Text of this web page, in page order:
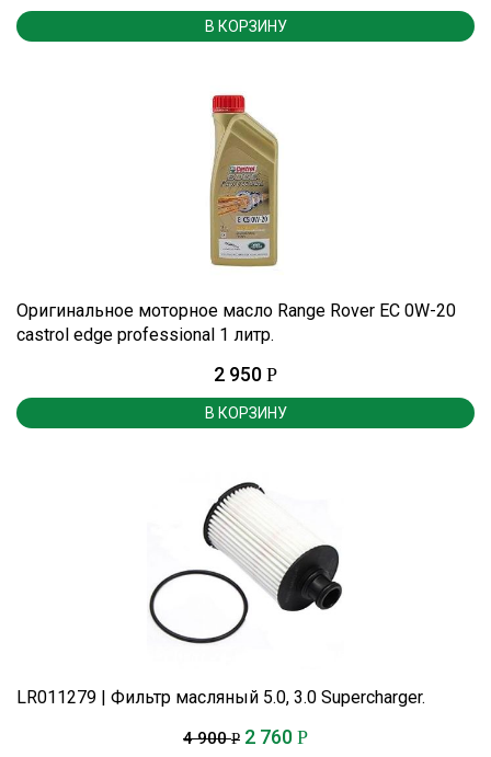
В КОРЗИНУ
Оригинальное моторное масло Range Rover EC 0W-20
castrol edge professional 1 литр.
2 950 Р
В КОРЗИНУ
LR011279 | Фильтр масляный 5.0, 3.0 Supercharger.
4 900Р 2 760 Р